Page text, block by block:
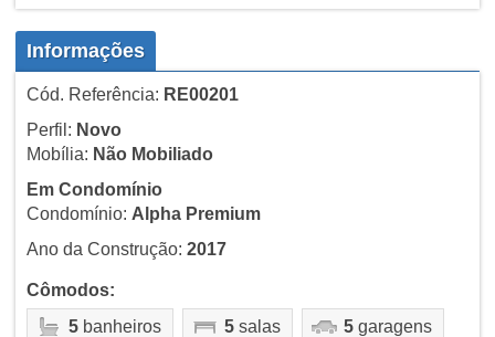
Informações
Cód. Referência: RE00201
Perfil: Novo
Mobília: Não Mobiliado
Em Condomínio
Condomínio: Alpha Premium
Ano da Construção: 2017
Cômodos:
5banheiros 5salas 5garagens